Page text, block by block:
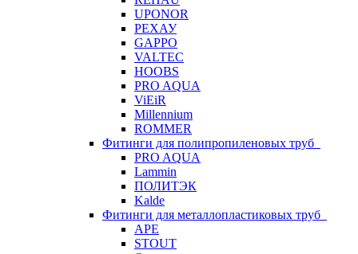
UPONOR
РЕХАУ
GAPPO
VALTEC
HOOBS
PRO AQUA
ViEiR
Millennium
ROMMER
Фитинги для полипропиленовых труб
PRO AQUA
Lammin
ПОЛИТЭК
Kalde
Фитинги для металлопластиковых труб
APE
STOUT